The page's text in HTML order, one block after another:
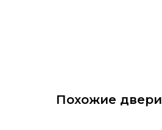
Похожие двери